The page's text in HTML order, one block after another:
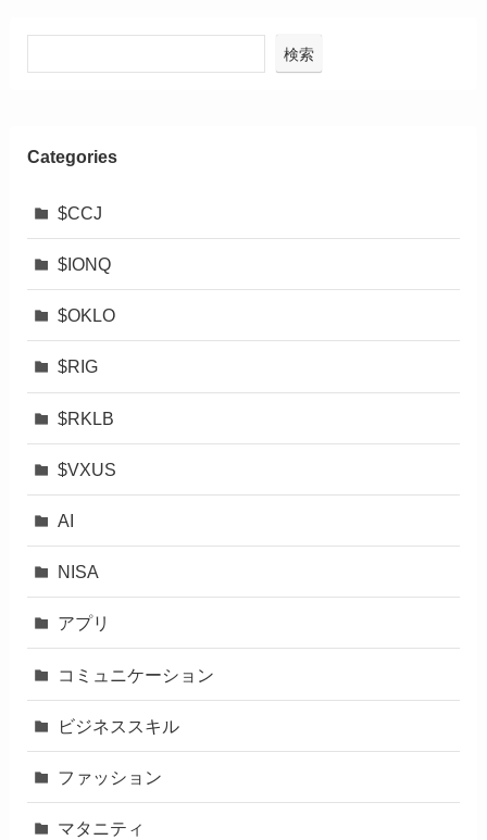
検索
Categories
$CCJ
$IONQ
$OKLO
$RIG
$RKLB
$VXUS
AI
NISA
アプリ
コミュニケーション
ビジネススキル
ファッション
マタニティ